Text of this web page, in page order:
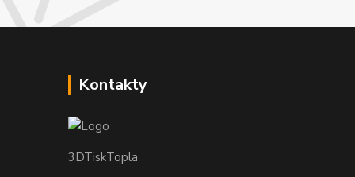
Kontakty
3DTiskTopla